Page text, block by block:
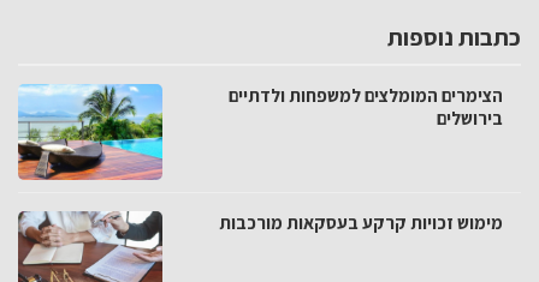
כתבות נוספות
הצימרים המומלצים למשפחות ולדתיים
בירושלים
מימוש זכויות קרקע בעסקאות מורכבות